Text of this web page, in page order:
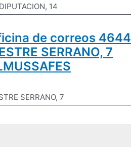
14
de correos
SERRANO, 7
SERRANO, 7